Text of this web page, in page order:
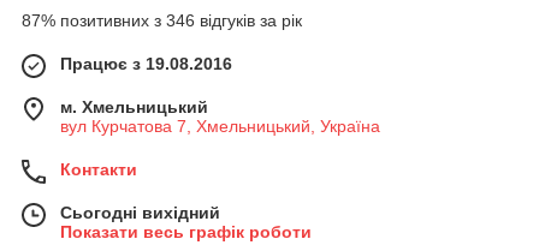
87% позитивних з 346 відгуків за рік
Працює з 19.08.2016
м. Хмельницький
вул Курчатова 7, Хмельницький, Україна
Контакти
Сьогодні вихідний
Показати весь графік роботи